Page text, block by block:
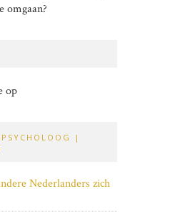
omgaan?
op
|
Nederlanders zich